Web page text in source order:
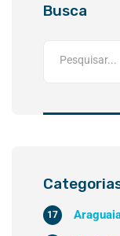
Busca
17